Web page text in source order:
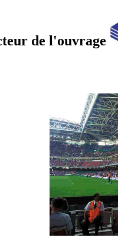
de l'ouvrage